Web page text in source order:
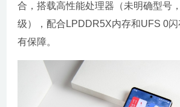
合，搭载高性能处理器（未明确型号
级），配合LPDDR5X内存和UFS 0
有保障。